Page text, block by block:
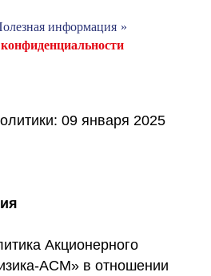
информация »
09 января 2025
Акционерного
АСМ» в отношении